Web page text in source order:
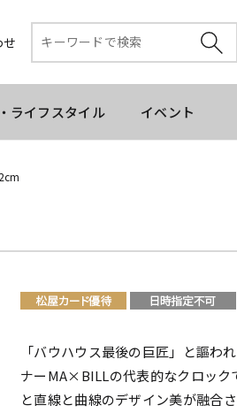
ライフスタイル イベント
「バウハウス最後の巨匠」と謳わ
ナーMA×BILLの代表的なクロック
と直線と曲線のデザイン美が融合